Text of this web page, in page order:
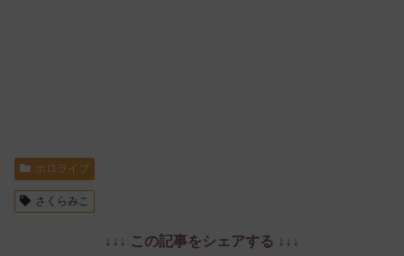
ホロライブ
さくらみこ
↓↓↓ この記事をシェアする ↓↓↓